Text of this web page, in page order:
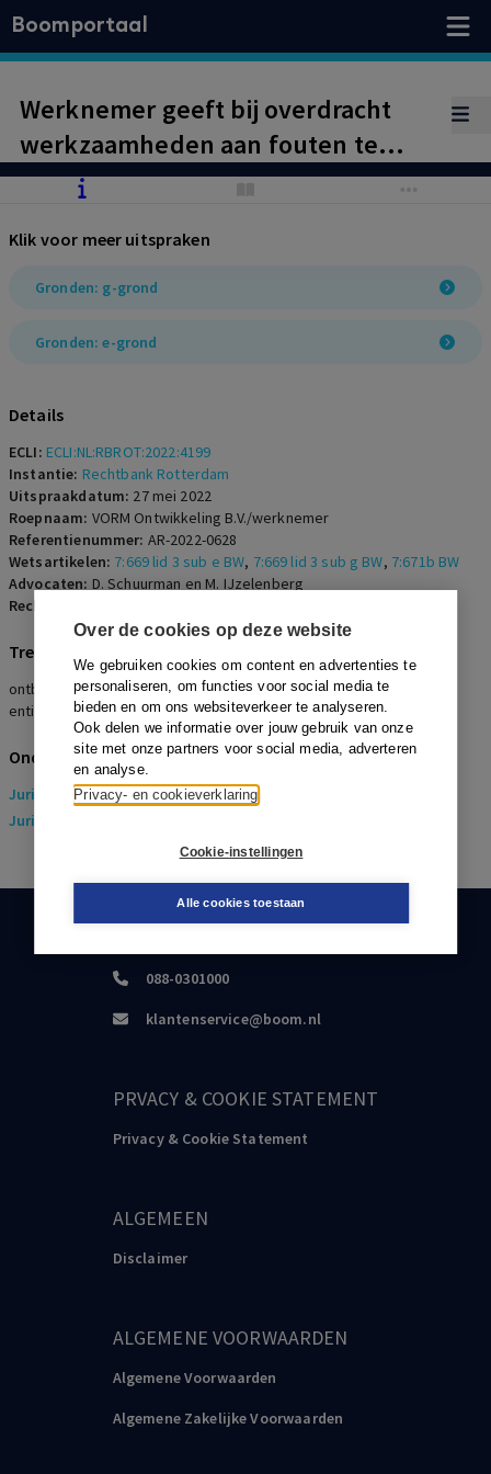
Over de cookies op deze website
We gebruiken cookies om content en advertenties te
personaliseren, om functies voor social media te
bieden en om ons websiteverkeer te analyseren.
Ook delen we informatie over jouw gebruik van onze
site met onze partners voor social media, adverteren
en analyse.
Privacy- en cookieverklaring
Cookie-instellingen
Alle cookies toestaan
Boomportaal
Werknemer geeft bij overdracht
werkzaamheden aan fouten te
hebben gemaakt tijdens zijn
start vervolgens bij werkgeefster.
Vertrouwensband tussen
verloren gegaan, hoewel bedrijf Z
entiteiten zijn.
Arbeidsovereenkomst wordt
ontbonden op g-grond.
Klik voor meer uitspraken
Gronden: g-grond
Gronden: e-grond
Details
ECLI: ECLI:NL:RBROT:2022:4199
Instantie: Rechtbank Rotterdam
Uitspraakdatum: 27 mei 2022
Roepnaam: VORM Ontwikkeling B.V./werknemer
Referentienummer: AR-2022-0628
Wetsartikelen: 7:669 lid 3 sub e BW, 7:669 lid 3 sub g BW, 7:671b BW
Advocaten: D. Schuurman en M. IJzelenberg
Rechters:
Trefwoorden
ontbinding arbeidsovereenkomst, e-grond, g-grond, verschillende
entiteiten, fouten werknemer
Onderwerpen
Juridisch> Arbeidsrecht
Juridisch
088-0301000
klantenservice@boom.nl
PRVACY & COOKIE STATEMENT
Privacy & Cookie Statement
ALGEMEEN
Disclaimer
ALGEMENE VOORWAARDEN
Algemene Voorwaarden
Algemene Zakelijke Voorwaarden